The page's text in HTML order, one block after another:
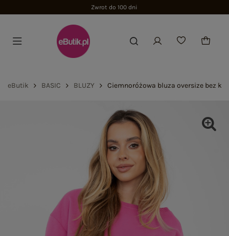
Zwrot do 100 dni
eButik BASIC BLUZY Ciemnoróżowa bluza oversize bez